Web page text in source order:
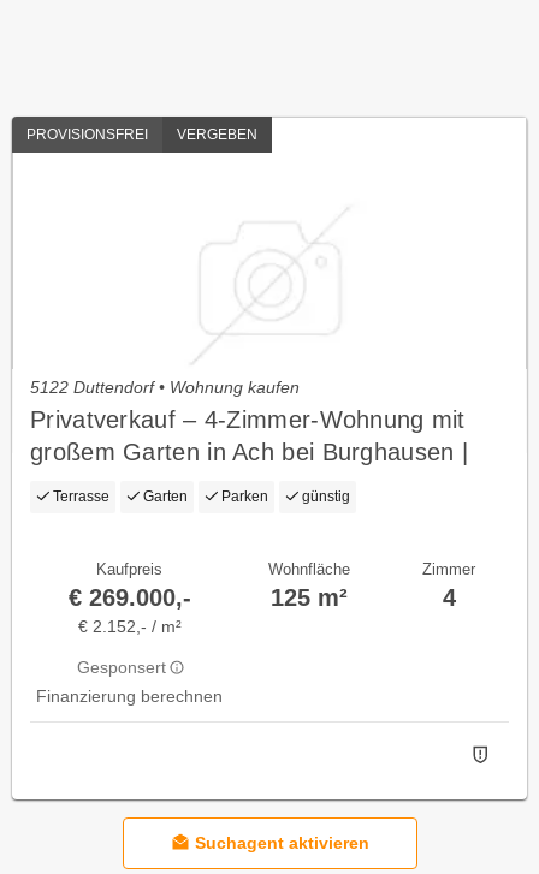
PROVISIONSFREI VERGEBEN
5122 Duttendorf • Wohnung kaufen
Privatverkauf – 4-Zimmer-Wohnung mit
großem Garten in Ach bei Burghausen |
kein Makler
Terrasse Garten Parken günstig
Kaufpreis
€ 269.000,-
€ 2.152,- / m²
Gesponsert
Finanzierung berechnen
Wohnfläche
125 m²
Zimmer
4
Suchagent aktivieren